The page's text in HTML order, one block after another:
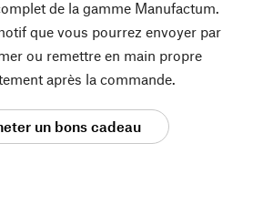
de la gamme Manufactum.
que vous pourrez envoyer par
ou remettre en main propre
après la commande.
un bons cadeau